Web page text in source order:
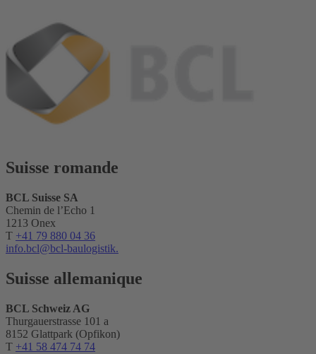
Suisse romande
BCL Suisse SA
Chemin de l’Echo 1
1213 Onex
T +41 79 880 04 36
info.bcl@bcl-baulogistik.
Suisse allemanique
BCL Schweiz AG
Thurgauerstrasse 101 a
8152 Glattpark (Opfikon)
T +41 58 474 74 74